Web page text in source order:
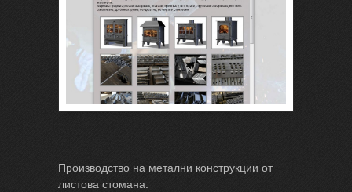
Производство на метални конструкции от
листова стомана.